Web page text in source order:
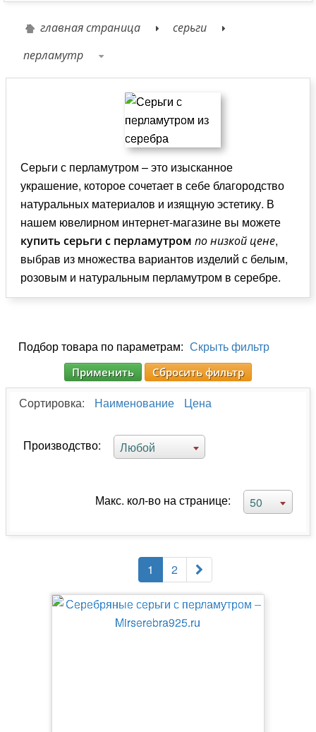
главная страница
серьги
перламутр
Серьги с перламутром – это изысканное
украшение, которое сочетает в себе благородство
натуральных материалов и изящную эстетику. В
нашем ювелирном интернет-магазине вы можете
купить серьги с перламутром по низкой цене,
выбрав из множества вариантов изделий с белым,
розовым и натуральным перламутром в серебре.
Подбор товара по параметрам: Скрыть фильтр
Применить Сбросить фильтр
Сортировка: Наименование Цена
Производство: Любой
Макс. кол-во на странице: 50
1 2